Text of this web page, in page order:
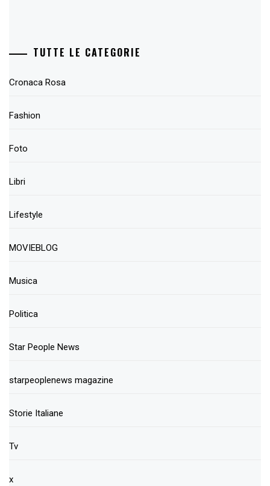
TUTTE LE CATEGORIE
Cronaca Rosa
Fashion
Foto
Libri
Lifestyle
MOVIEBLOG
Musica
Politica
Star People News
starpeoplenews magazine
Storie Italiane
Tv
x